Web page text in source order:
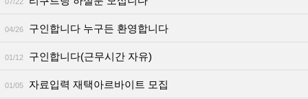
04/26 구인합니다 누구든 환영합니다
01/12 구인합니다(근무시간 자유)
01/05 자료입력 재택아르바이트 모집